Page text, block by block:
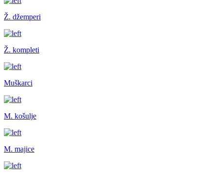
Ž. džemperi
Ž. kompleti
Muškarci
M. košulje
M. majice